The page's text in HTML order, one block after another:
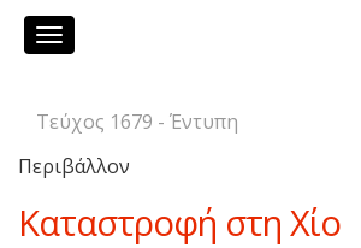
Toggle
Τεύχος 1679 - Έντυπη
Περιβάλλον
Kαταστροφή στη Χίο